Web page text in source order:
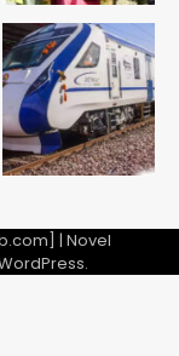
| Novel
.